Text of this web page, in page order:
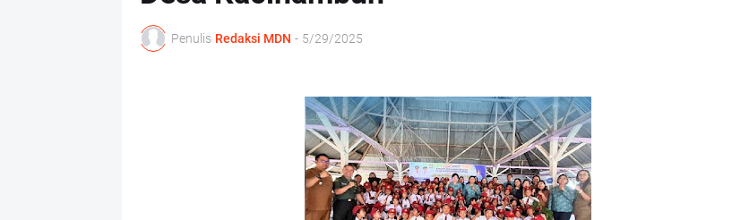
Penulis Redaksi MDN - 5/29/2025